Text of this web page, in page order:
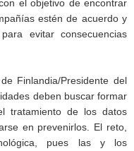
el objetivo de encontrar
estén de acuerdo y
evitar consecuencias
Finlandia/Presidente del
deben buscar formar
tratamiento de los datos
en prevenirlos. El reto,
pues las y los